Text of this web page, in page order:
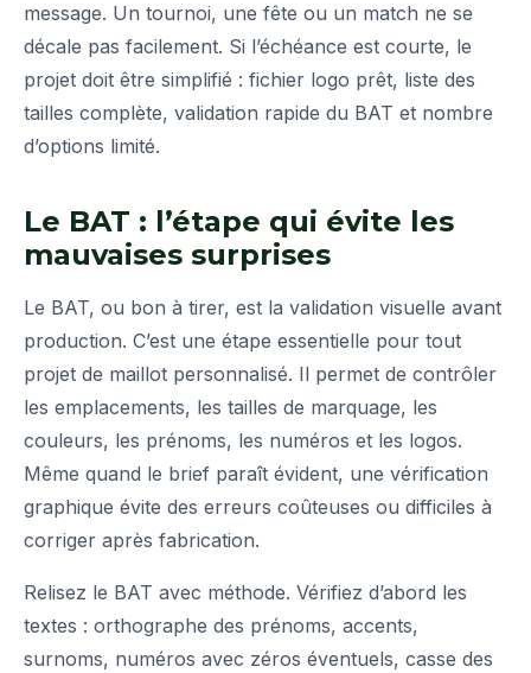
message. Un tournoi, une fête ou un match ne se
décale pas facilement. Si l’échéance est courte, le
projet doit être simplifié : fichier logo prêt, liste des
tailles complète, validation rapide du BAT et nombre
d’options limité.
Le BAT : l’étape qui évite les
mauvaises surprises
Le BAT, ou bon à tirer, est la validation visuelle avant
production. C’est une étape essentielle pour tout
projet de maillot personnalisé. Il permet de contrôler
les emplacements, les tailles de marquage, les
couleurs, les prénoms, les numéros et les logos.
Même quand le brief paraît évident, une vérification
graphique évite des erreurs coûteuses ou difficiles à
corriger après fabrication.
Relisez le BAT avec méthode. Vérifiez d’abord les
textes : orthographe des prénoms, accents,
surnoms, numéros avec zéros éventuels, casse des